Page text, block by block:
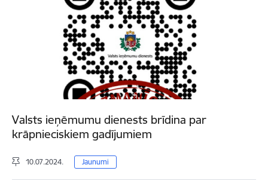
Valsts ieņēmumu dienests brīdina par
krāpnieciskiem gadījumiem
10.07.2024. Jaunumi